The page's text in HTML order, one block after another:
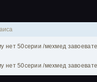
нет 50серии /мехмед
нет 50серии /мехмед